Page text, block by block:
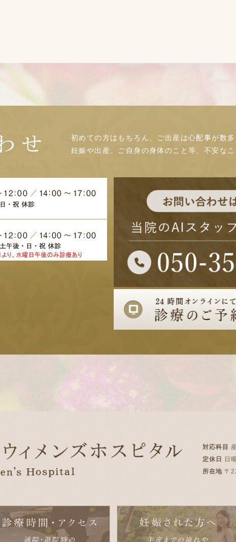
せ
初めての方はもちろん、ご出産は心配事が数多
妊娠や出産、ご自身の身体のこと等、不安な
対応科目
定休日
日
所在地 〒